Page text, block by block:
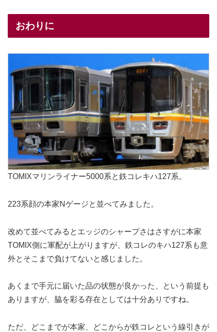
おわりに
TOMIXマリンライナー5000系と鉄コレキハ127系。
223系顔の本家Nゲージと並べてみました。
改めて並べてみるとエッジのシャープさはさすがに本家
TOMIX側に軍配が上がりますが、鉄コレのキハ127系も意
外とそこまで負けてないと感じました。
あくまで手元に届いた品の状態が良かった、という前提も
ありますが、脇を彩る存在としては十分ありですね。
ただ、どこまでが本家、どこからが鉄コレという線引きが